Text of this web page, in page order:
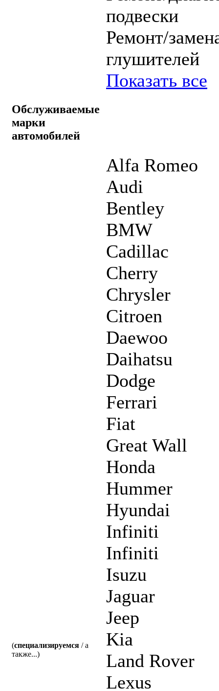
подвески
Ремонт/
глушителей
Показать все
Обслуживаемые
марки
автомобилей
(специализируемся / а
также...)
Alfa Romeo
Audi
Bentley
BMW
Cadillac
Cherry
Chrysler
Citroen
Daewoo
Daihatsu
Dodge
Ferrari
Fiat
Great Wall
Honda
Hummer
Hyundai
Infiniti
Infiniti
Isuzu
Jaguar
Jeep
Kia
Land Rover
Lexus